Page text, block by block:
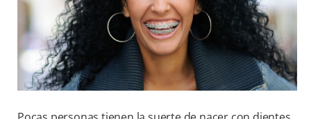
PE (ES)
SUSCRÍBETE